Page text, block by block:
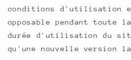
conditions d'utilisation
opposable pendant toute la
durée d'utilisation du
qu'une nouvelle version la